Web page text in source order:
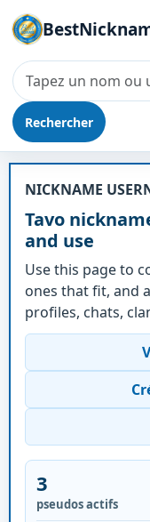
Rechercher
Surnom -
NICKNAME
Tavo
and use
Use this page to
ones that fit, and
profiles, chats,
3
pseudos actifs